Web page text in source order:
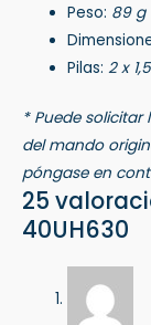
Peso: 89 g
Pilas:2 x
* Puede
del mando
póngase en
25
40UH630